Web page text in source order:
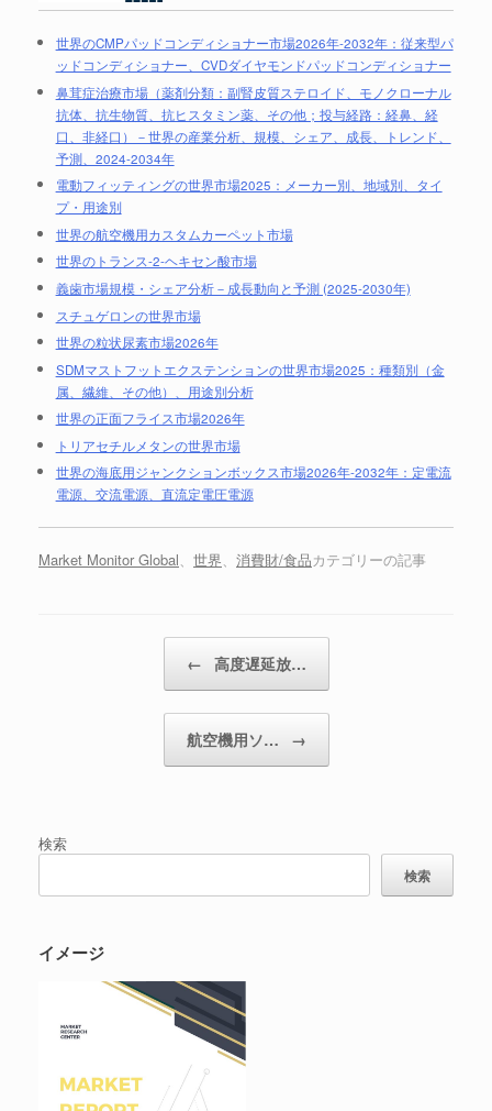
世界のCMPパッドコンディショナー市場2026年-2032年：従来型パ
ッドコンディショナー、CVDダイヤモンドパッドコンディショナー
鼻茸症治療市場（薬剤分類：副腎皮質ステロイド、モノクローナル
抗体、抗生物質、抗ヒスタミン薬、その他；投与経路：経鼻、経
口、非経口）－世界の産業分析、規模、シェア、成長、トレンド、
予測、2024-2034年
電動フィッティングの世界市場2025：メーカー別、地域別、タイ
プ・用途別
世界の航空機用カスタムカーペット市場
世界のトランス-2-ヘキセン酸市場
義歯市場規模・シェア分析－成長動向と予測 (2025-2030年)
スチュゲロンの世界市場
世界の粒状尿素市場2026年
SDMマストフットエクステンションの世界市場2025：種類別（金
属、繊維、その他）、用途別分析
世界の正面フライス市場2026年
トリアセチルメタンの世界市場
世界の海底用ジャンクションボックス市場2026年-2032年：定電流
電源、交流電源、直流定電圧電源
Market Monitor Global、 世界、 消費財/食品カテゴリーの記事
← 高度遅延放…
航空機用ソ… →
検索
検索
イメージ